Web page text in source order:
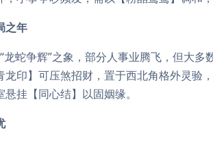
之年
龙蛇争辉”之象，部分人事业腾飞，但大多
印】可压煞招财，置于西北角格外灵验，
挂【同心结】以固姻缘。